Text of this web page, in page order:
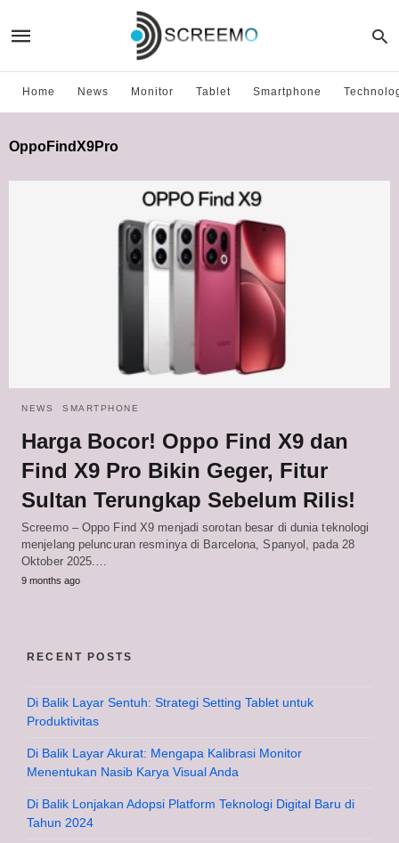
Home News Monitor Tablet Smartphone
OppoFindX9Pro
NEWS SMARTPHONE
Harga Bocor! Oppo Find X9 dan
Find X9 Pro Bikin Geger, Fitur
Sultan Terungkap Sebelum Rilis!
Screemo – Oppo Find X9 menjadi sorotan besar di dunia teknologi
menjelang peluncuran resminya di Barcelona, Spanyol, pada 28
Oktober 2025.…
9 months ago
RECENT POSTS
Di Balik Layar Sentuh: Strategi Setting Tablet untuk
Produktivitas
Di Balik Layar Akurat: Mengapa Kalibrasi Monitor
Menentukan Nasib Karya Visual Anda
Di Balik Lonjakan Adopsi Platform Teknologi Digital Baru di
Tahun 2024